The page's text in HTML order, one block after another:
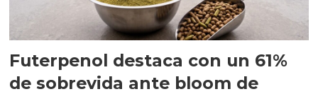
Futerpenol destaca con un 61%
de sobrevida ante bloom de